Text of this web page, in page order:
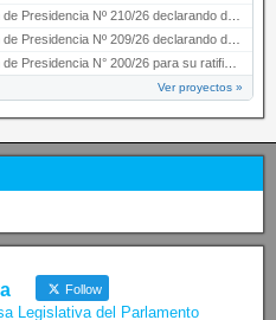
Nº 210/26 declarando de interés provincial el proyec…
Nº 209/26 declarando de interés provincial la presen…
N° 200/26 para su ratificación.
Ver proyectos »
Follow
Legislativa del Parlamento